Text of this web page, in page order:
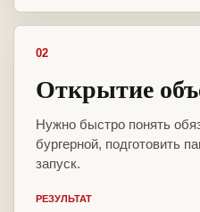
02
Открытие
Нужно быстро понять
бургерной, подготовить
запуск.
РЕЗУЛЬТАТ